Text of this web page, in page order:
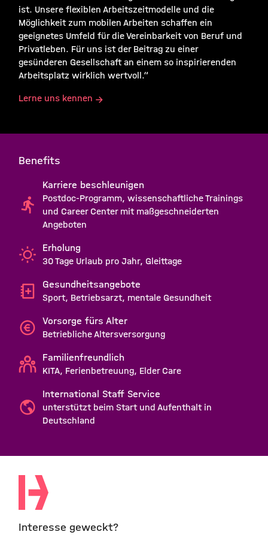
ist. Unsere flexiblen Arbeitszeitmodelle und die
Möglichkeit zum mobilen Arbeiten schaffen ein
geeignetes Umfeld für die Vereinbarkeit von Beruf und
Privatleben. Für uns ist der Beitrag zu einer
gesünderen Gesellschaft an einem so inspirierenden
Arbeitsplatz wirklich wertvoll.“
Lerne uns kennen
Benefits
Karriere beschleunigen
Postdoc-Programm, wissenschaftliche Trainings
und Career Center mit maßgeschneiderten
Angeboten
Erholung
30 Tage Urlaub pro Jahr, Gleittage
Gesundheitsangebote
Sport, Betriebsarzt, mentale Gesundheit
Vorsorge fürs Alter
Betriebliche Altersversorgung
Familienfreundlich
KITA, Ferienbetreuung, Elder Care
International Staff Service
unterstützt beim Start und Aufenthalt in
Deutschland
Interesse geweckt?